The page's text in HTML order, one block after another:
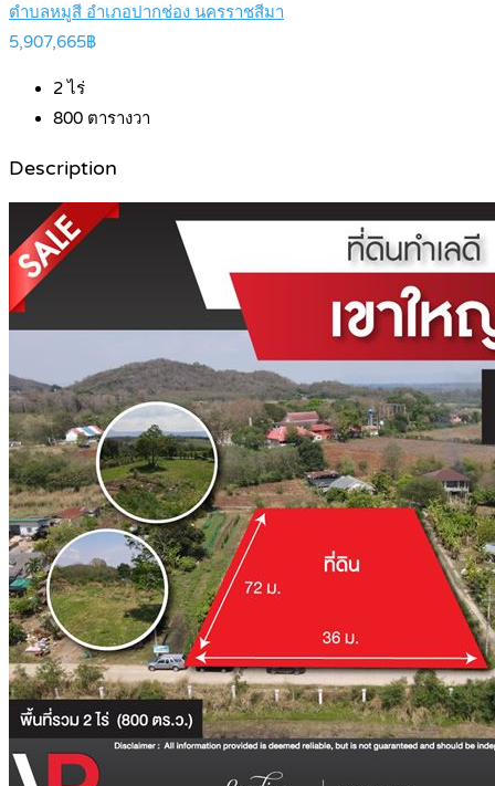
ตำบลหมูสี อำเภอปากช่อง นครราชสีมา
5,907,665฿
2ไร่
800 ตารางวา
Description